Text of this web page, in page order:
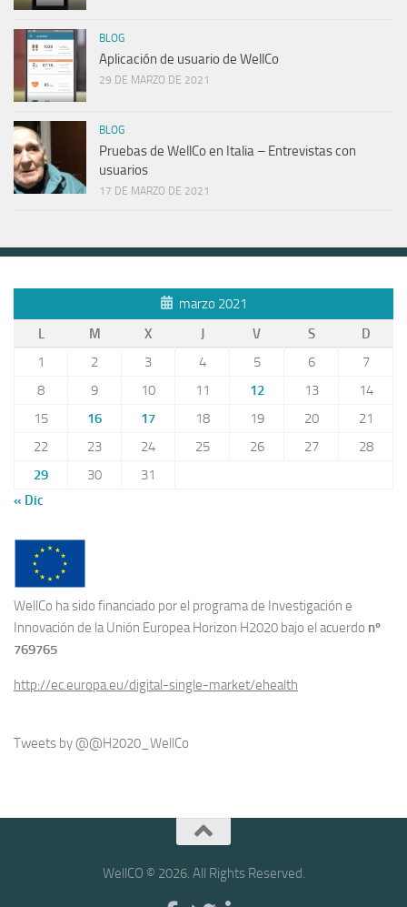
BLOG
Aplicación de usuario de WellCo
29 DE MARZO DE 2021
BLOG
Pruebas de WellCo en Italia – Entrevistas con
usuarios
17 DE MARZO DE 2021
marzo 2021
L
M X J V S
D
1
2 3 4 5 6
7
8
9 10 11 12 13
14
15
16 17 18 19 20
21
22
23 24 25 26 27
28
29
30
31
« Dic
WellCo ha sido financiado por el programa de Investigación e
Innovación de la Unión Europea Horizon H2020 bajo el acuerdo nº
769765
http://ec.europa.eu/digital-single-market/ehealth
Tweets by @@H2020_WellCo
WellCO © 2026. All Rights Reserved.